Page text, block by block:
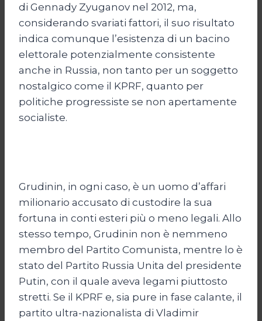
di Gennady Zyuganov nel 2012, ma,
considerando svariati fattori, il suo risultato
indica comunque l’esistenza di un bacino
elettorale potenzialmente consistente
anche in Russia, non tanto per un soggetto
nostalgico come il KPRF, quanto per
politiche progressiste se non apertamente
socialiste.
Grudinin, in ogni caso, è un uomo d’affari
milionario accusato di custodire la sua
fortuna in conti esteri più o meno legali. Allo
stesso tempo, Grudinin non è nemmeno
membro del Partito Comunista, mentre lo è
stato del Partito Russia Unita del presidente
Putin, con il quale aveva legami piuttosto
stretti. Se il KPRF e, sia pure in fase calante, il
partito ultra-nazionalista di Vladimir